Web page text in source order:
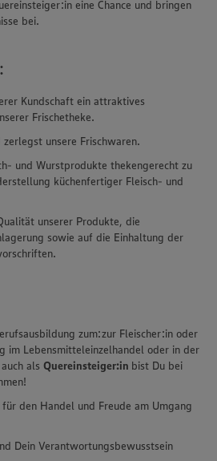
eine Chance und bringen
bei.
Kundschaft ein attraktives
Frischetheke.
unsere Frischwaren.
und Wurstprodukte thekengerecht zu
küchenfertiger Fleisch- und
unserer Produkte, die
sowie auf die Einhaltung der
zum:zur Fleischer:in oder
im Lebensmitteleinzelhandel oder in der
als Quereinsteiger:in bist Du bei
den Handel und Freude am Umgang
Dein Verantwortungsbewusstsein